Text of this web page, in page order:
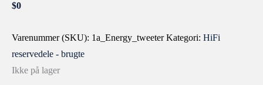
$0
Varenummer (SKU): 1a_Energy_tweeter Kategori: HiFi
reservedele - brugte
Ikke på lager